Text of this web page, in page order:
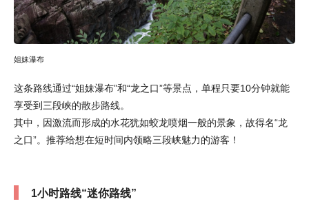
姐妹瀑布
这条路线通过“姐妹瀑布”和“龙之口”等景点，单程只要10分钟就能
享受到三段峡的散步路线。
其中，因激流而形成的水花犹如蛟龙喷烟一般的景象，故得名“龙
之口”。推荐给想在短时间内领略三段峡魅力的游客！
1小时路线“迷你路线”